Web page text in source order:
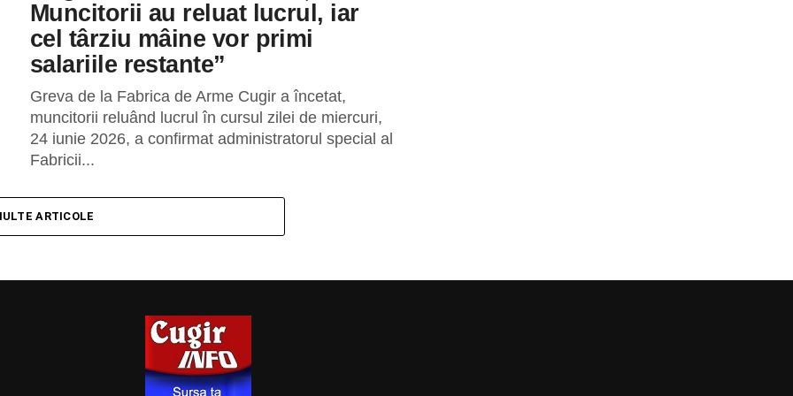
Muncitorii au reluat lucrul, iar
cel târziu mâine vor primi
salariile restante”
Greva de la Fabrica de Arme Cugir a încetat,
muncitorii reluând lucrul în cursul zilei de miercuri,
24 iunie 2026, a confirmat administratorul special al
Fabricii...
ARTICOLE